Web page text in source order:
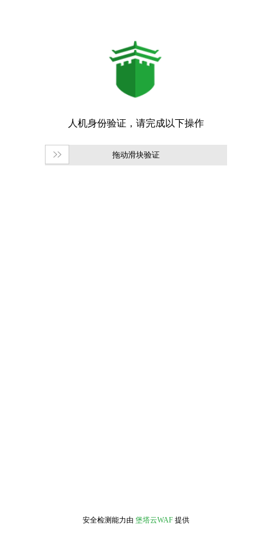
拖动滑块验证
安全检测能力由 堡塔云WAF 提供